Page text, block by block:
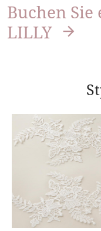
Buchen
LILLY